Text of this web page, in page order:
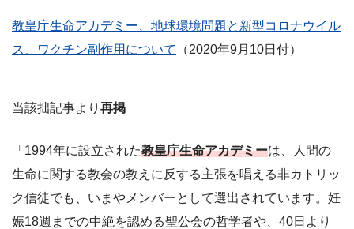
教皇庁生命アカデミー、地球環境問題と新型コロナウイル
ス、ワクチン副作用について
（2020年9月10日付）
当該拙記事より 再掲
「1994年に設立された教皇庁生命アカデミーは、人間の
生命に関する教会の教えに反する主張を唱える非カトリッ
ク信徒でも、いまやメンバーとして選出されています。妊
娠18週までの中絶を認める聖公会の哲学者や、40日より